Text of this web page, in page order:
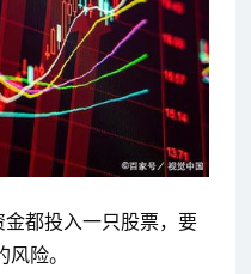
都投入一只股票，要
险。